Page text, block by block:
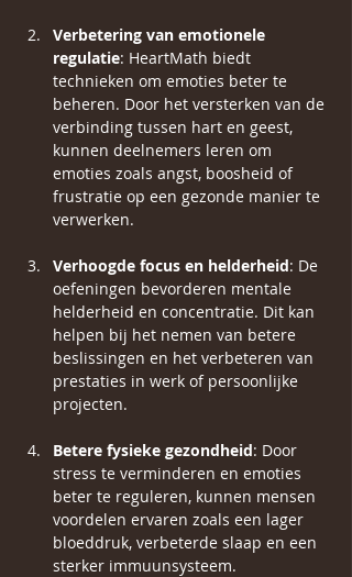
Verbetering van emotionele
regulatie: HeartMath biedt
technieken om emoties beter te
beheren. Door het versterken van de
verbinding tussen hart en geest,
kunnen deelnemers leren om
emoties zoals angst, boosheid of
frustratie op een gezonde manier te
verwerken.
Verhoogde focus en helderheid: De
oefeningen bevorderen mentale
helderheid en concentratie. Dit kan
helpen bij het nemen van betere
beslissingen en het verbeteren van
prestaties in werk of persoonlijke
projecten.
Betere fysieke gezondheid: Door
stress te verminderen en emoties
beter te reguleren, kunnen mensen
voordelen ervaren zoals een lager
bloeddruk, verbeterde slaap en een
sterker immuunsysteem.